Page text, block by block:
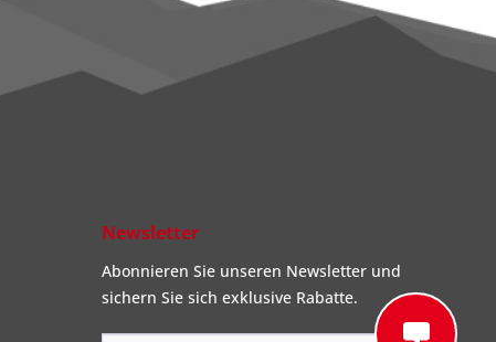
Newsletter
Abonnieren Sie unseren Newsletter und
sichern Sie sich exklusive Rabatte.